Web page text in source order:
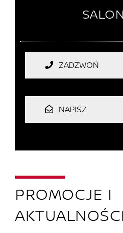
ZADZWOŃ
NAPISZ
PROMOCJE I
AKTUALNOŚCI